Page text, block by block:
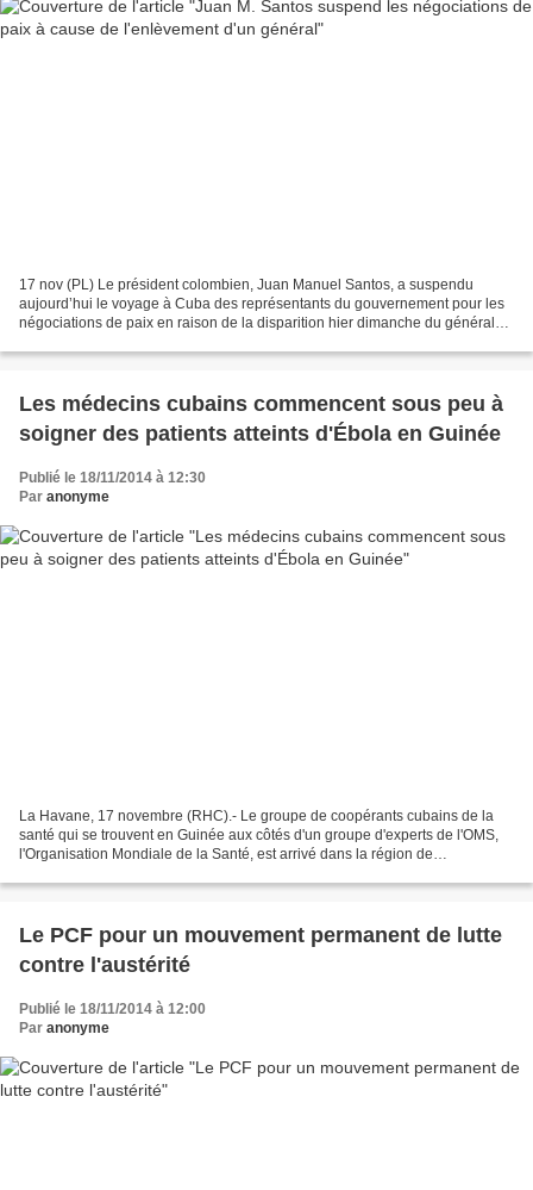
17 nov (PL) Le président colombien, Juan Manuel Santos, a suspendu
aujourd’hui le voyage à Cuba des représentants du gouvernement pour les
négociations de paix en raison de la disparition hier dimanche du général
Les médecins cubains commencent sous peu à
soigner des patients atteints d'Ébola en Guinée
Publié le 18/11/2014 à 12:30
Par anonyme
La Havane, 17 novembre (RHC).- Le groupe de coopérants cubains de la
santé qui se trouvent en Guinée aux côtés d'un groupe d'experts de l'OMS,
l'Organisation Mondiale de la Santé, est arrivé dans la région de
Le PCF pour un mouvement permanent de lutte
contre l'austérité
Publié le 18/11/2014 à 12:00
Par anonyme